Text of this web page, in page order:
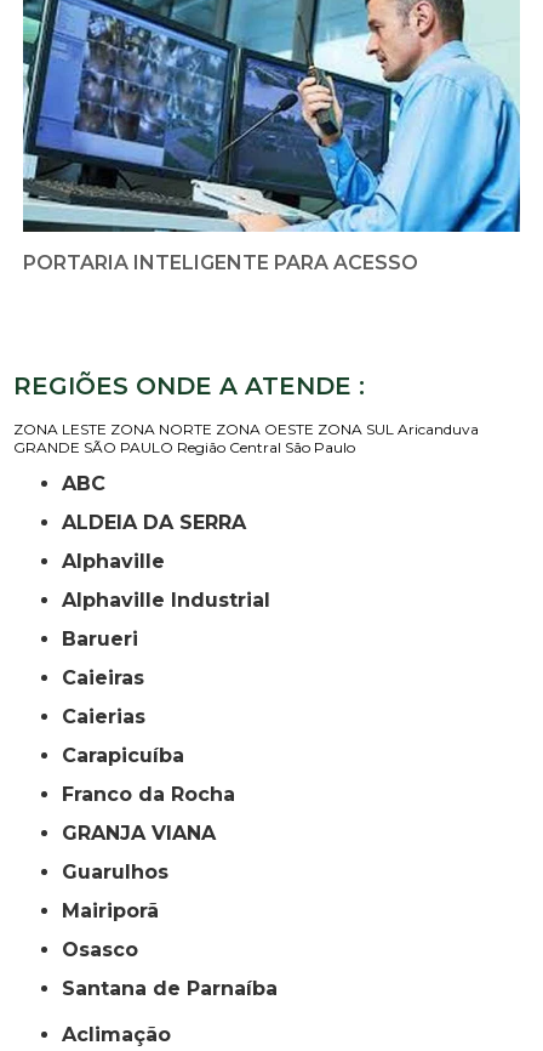
PORTARIA INTELIGENTE PARA ACESSO
REGIÕES ONDE A ATENDE :
ZONA LESTE ZONA NORTE ZONA OESTE ZONA SUL Aricanduva
GRANDE SÃO PAULO Região Central São Paulo
ABC
ALDEIA DA SERRA
Alphaville
Alphaville Industrial
Barueri
Caieiras
Caierias
Carapicuíba
Franco da Rocha
GRANJA VIANA
Guarulhos
Mairiporã
Osasco
Santana de Parnaíba
Aclimação